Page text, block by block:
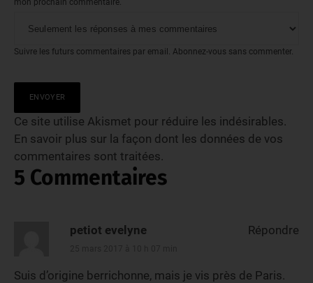
mon prochain commentaire.
Suivre les futurs commentaires par email. Abonnez-vous sans commenter.
Ce site utilise Akismet pour réduire les indésirables.
En savoir plus sur la façon dont les données de vos
commentaires sont traitées.
5 Commentaires
petiot evelyne
Suis d’origine berrichonne, mais je vis près de Paris.
Répondre